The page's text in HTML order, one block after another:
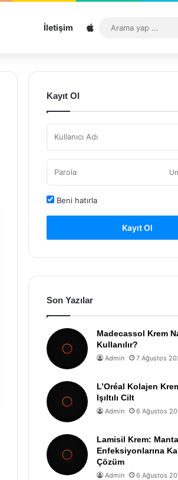
İletişim Sitemap
Kayıt Ol
Beni hatırla
Kayıt Ol
Son Yazılar
Madecassol Krem
Kullanılır?
Admin 7 Ağustos
L’Oréal Kolajen
Işıltılı Cilt
Admin 6 Ağustos
Lamisil Krem:
Enfeksiyonlarına
Çözüm
Admin 6 Ağustos